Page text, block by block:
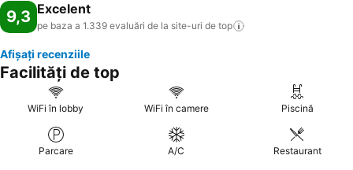
9,3 Excelent
pe baza a 1.339 evaluări de la site-uri de top
Afișați recenziile
Facilități de top
WiFi în lobby WiFi în camere Piscină
Parcare A/C Restaurant